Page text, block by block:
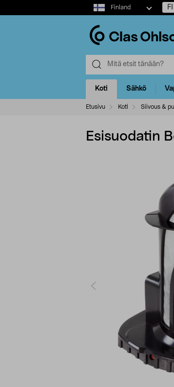
Select
market
Finland FI
Koti Sähkö
Etusivu Koti Siivous &
Esisuodatin